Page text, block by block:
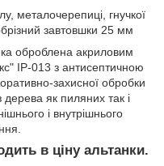
металочерепиці, гнучкої
завтовшки 25 мм
оброблена акриловим
ІР-013 з антисептичною
захисної обробки
дерева як пиляних так і
і внутрішнього
в ціну альтанки.